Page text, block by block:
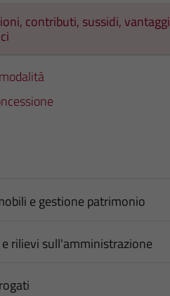
contributi, sussidi, vantaggi
e gestione patrimonio
rilievi sull'amministrazione